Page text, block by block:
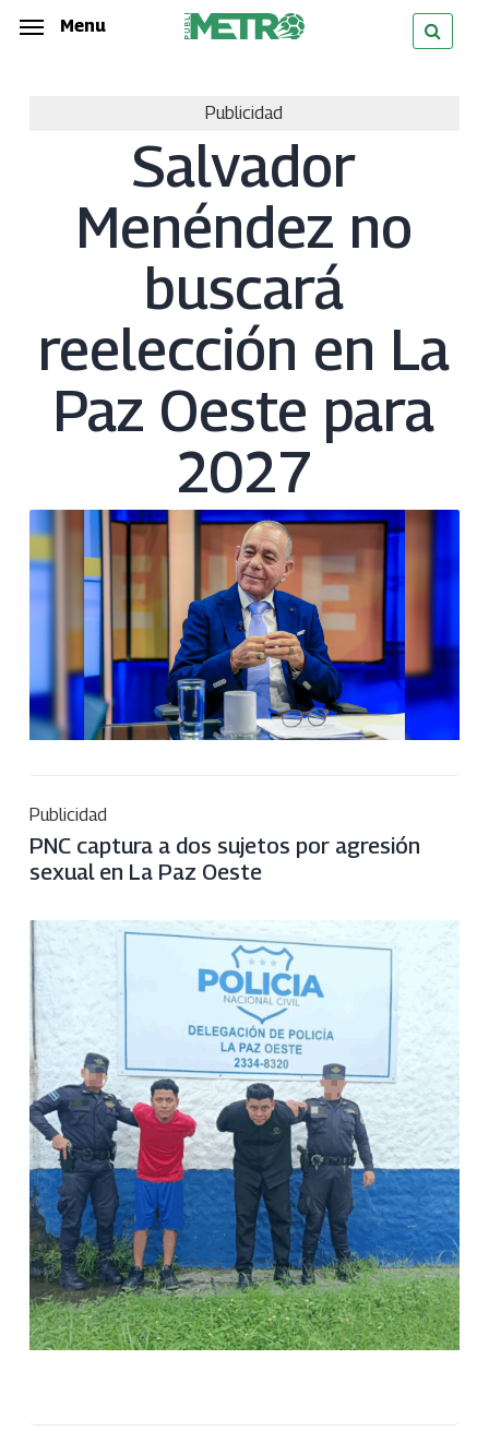
Skip
Menu
Publicidad
Salvador
Menéndez no
buscará
reelección en La
Paz Oeste para
2027
Publicidad
PNC captura a dos sujetos por agresión
sexual en La Paz Oeste
Menu